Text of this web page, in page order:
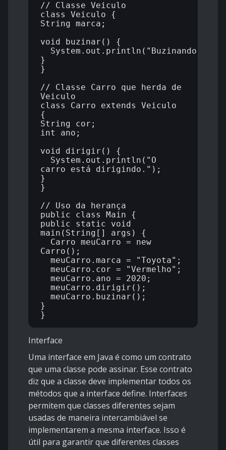
// Classe Veiculo
class Veiculo {
String marca;
void buzinar() {
System.out.println("Buzinando!");
}
}
// Classe Carro que herda de
Veiculo
class Carro extends Veiculo
{
String cor;
int ano;
void dirigir() {
System.out.println("O
carro está dirigindo.");
}
}
// Uso da herança
public class Main {
public static void
main(String[] args) {
Carro meuCarro = new
Carro();
meuCarro.marca = "Toyota";
meuCarro.cor = "Vermelho";
meuCarro.ano = 2020;
meuCarro.dirigir();
meuCarro.buzinar();
}
Interface
Uma interface em Java é como um contrato
que uma classe pode assinar. Esse contrato
diz que a classe deve implementar todos os
métodos que a interface define. Interfaces
permitem que classes diferentes sejam
usadas de maneira intercambiável se
implementarem a mesma interface. Isso é
útil para garantir que diferentes classes